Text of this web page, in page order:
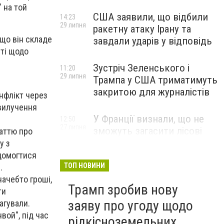
той
він складе
щодо
через
про
з
гроші,
під час
США заявили, що відбили
ракетну атаку Ірану та
завдали ударів у відповідь
14:23
29 липня
Зустріч Зеленського і
Трампа у США триматимуть
закритою для журналістів
11:20
29 липня
У Франції визнали, що не
ТОП НОВИНИ
Трамп зробив нову
заяву про угоду щодо